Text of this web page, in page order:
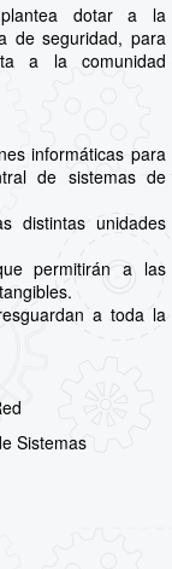
dotar a la
de seguridad, para
a la comunidad
informáticas para
de sistemas de
unidades
permitirán a las
a toda la
Sistemas